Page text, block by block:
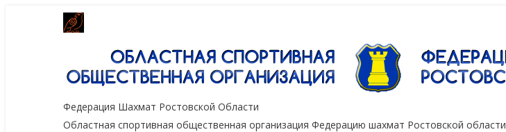
Федерация Шахмат Ростовской Области
Областная спортивная общественная организация Федерацию шахмат Ростовской области